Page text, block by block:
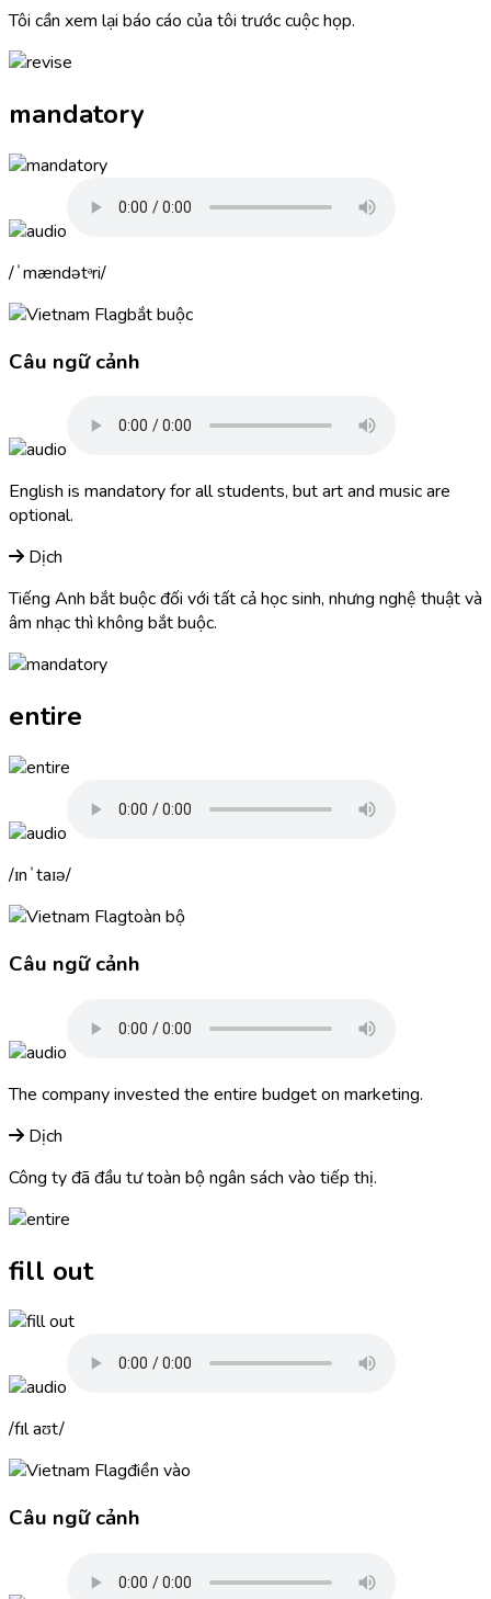
Tôi cần xem lại báo cáo của tôi trước cuộc họp.
mandatory
ˈmændətᵊri
bắt buộc
Câu ngữ cảnh
English is mandatoryfor all students, but art and music are
optional.
Dịch
Tiếng Anh bắt buộc đối với tất cả học sinh, nhưng nghệ thuật và
âm nhạc thì không bắt buộc.
entire
ɪnˈtaɪə
toàn bộ
Câu ngữ cảnh
The company invested the entire budget on marketing.
Dịch
Công ty đã đầu tư toàn bộ ngân sách vào tiếp thị.
fill out
fɪl aʊt
điền vào
Câu ngữ cảnh